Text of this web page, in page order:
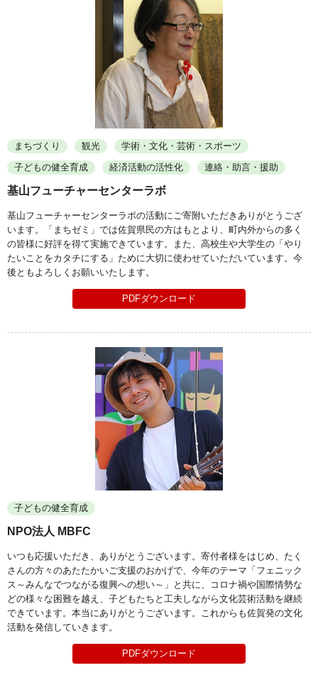
まちづくり 観光
学術・文化・芸術・スポーツ
子どもの健全育成
経済活動の活性化 連絡・助言・援助
基山フューチャーセンターラボ
基山フューチャーセンターラボの活動にご寄附いただきありがとうござ
います。「まちゼミ」では佐賀県民の方はもとより、町内外からの多く
の皆様に好評を得て実施できています。また、高校生や大学生の「やり
たいことをカタチにする」ために大切に使わせていただいています。今
後ともよろしくお願いいたします。
PDFダウンロード
子どもの健全育成
NPO法人 MBFC
いつも応援いただき、ありがとうございます。寄付者様をはじめ、たく
さんの方々のあたたかいご支援のおかげで、今年のテーマ「フェニック
ス～みんなでつながる復興への想い～」と共に、コロナ禍や国際情勢な
どの様々な困難を越え、子どもたちと工夫しながら文化芸術活動を継続
できています。本当にありがとうございます。これからも佐賀発の文化
活動を発信していきます。
PDFダウンロード